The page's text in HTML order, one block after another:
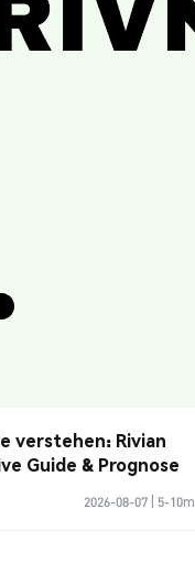
verstehen: Rivian
Guide & Prognose
2026-08-07 5-10m